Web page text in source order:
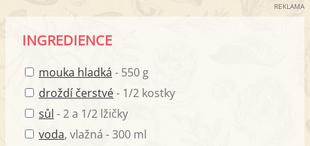
REKLAMA
INGREDIENCE
mouka hladká - 550 g
droždí čerstvé- 1/2 kostky
sůl - 2 a 1/2 lžičky
voda, vlažná - 300 ml